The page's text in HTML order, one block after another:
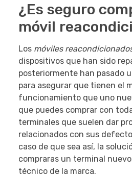
¿Es seguro
móvil
Los móviles
dispositivos que han sido
posteriormente han pasado
para asegurar que tienen el
funcionamiento que uno
que puedes comprar con
terminales que suelen dar
relacionados con sus
caso de que sea así, la
compraras un terminal
técnico de la marca.